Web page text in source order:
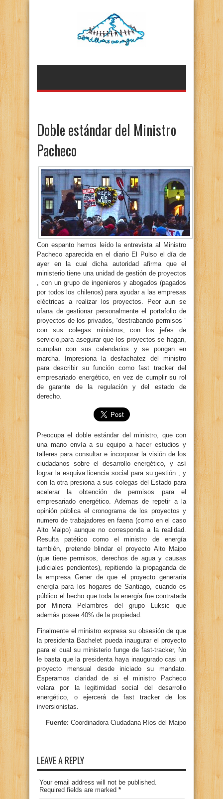
Doble estándar del Ministro
Pacheco
Con espanto hemos leído la entrevista al Ministro
Pacheco aparecida en el diario El Pulso el día de
ayer en la cual dicha autoridad afirma que el
ministerio tiene una unidad de gestión de proyectos
, con un grupo de ingenieros y abogados (pagados
por todos los chilenos) para ayudar a las empresas
eléctricas a realizar los proyectos. Peor aun se
ufana de gestionar personalmente el portafolio de
proyectos de los privados, “destrabando permisos ”
con sus colegas ministros, con los jefes de
servicio,para asegurar que los proyectos se hagan,
cumplan con sus calendarios y se pongan en
marcha. Impresiona la desfachatez del ministro
para describir su función como fast tracker del
empresariado energético, en vez de cumplir su rol
de garante de la regulación y del estado de
derecho.
Preocupa el doble estándar del ministro, que con
una mano envía a su equipo a hacer estudios y
talleres para consultar e incorporar la visión de los
ciudadanos sobre el desarrollo energético, y así
lograr la esquiva licencia social para su gestión ; y
con la otra presiona a sus colegas del Estado para
acelerar la obtención de permisos para el
empresariado energético. Ademas de repetir a la
opinión pública el cronograma de los proyectos y
numero de trabajadores en faena (como en el caso
Alto Maipo) aunque no corresponda a la realidad.
Resulta patético como el ministro de energía
también, pretende blindar el proyecto Alto Maipo
(que tiene permisos, derechos de agua y causas
judiciales pendientes), repitiendo la propaganda de
la empresa Gener de que el proyecto generaría
energía para los hogares de Santiago, cuando es
público el hecho que toda la energía fue contratada
por Minera Pelambres del grupo Luksic que
además posee 40% de la propiedad.
Finalmente el ministro expresa su obsesión de que
la presidenta Bachelet pueda inaugurar el proyecto
para el cual su ministerio funge de fast-tracker, No
le basta que la presidenta haya inaugurado casi un
proyecto mensual desde iniciado su mandato.
Esperamos claridad de si el ministro Pacheco
velara por la legitimidad social del desarrollo
energético, o ejercerá de fast tracker de los
inversionistas.
Fuente: Coordinadora Ciudadana Ríos del Maipo
LEAVE A REPLY
Your email address will not be published.
Required fields are marked *